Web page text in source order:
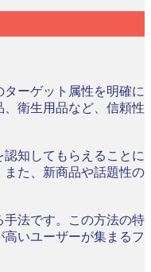
ーゲット属性を明確に
衛生用品など、信頼性
知してもらえることに
た、新商品や話題性の
法です。この方法の特
いユーザーが集まるフ